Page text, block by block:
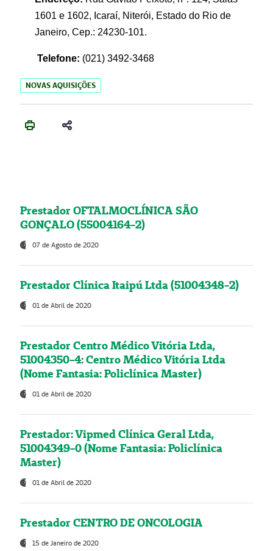
1601 e 1602, Icaraí, Niterói, Estado do Rio de
Janeiro, Cep.: 24230-101.
Telefone: (021) 3492-3468
NOVAS AQUISIÇÕES
Prestador OFTALMOCLÍNICA SÃO
GONÇALO (55004164-2)
07 de Agosto de 2020
Prestador Clínica Itaipú Ltda (51004348-2)
01 de Abril de 2020
Prestador Centro Médico Vitória Ltda,
51004350-4: Centro Médico Vitória Ltda
(Nome Fantasia: Policlínica Master)
01 de Abril de 2020
Prestador: Vipmed Clínica Geral Ltda,
51004349-0 (Nome Fantasia: Policlínica
Master)
01 de Abril de 2020
Prestador CENTRO DE ONCOLOGIA
15 de Janeiro de 2020